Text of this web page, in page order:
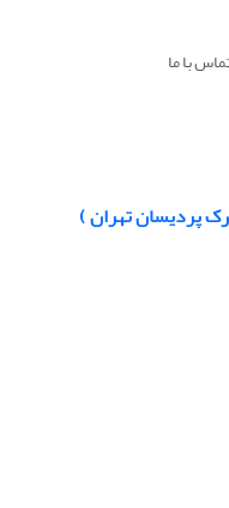
با ما
پردیسان تهران )